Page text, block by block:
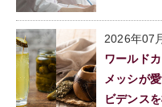
2026年07
ワールド
メッシが
ビデンス